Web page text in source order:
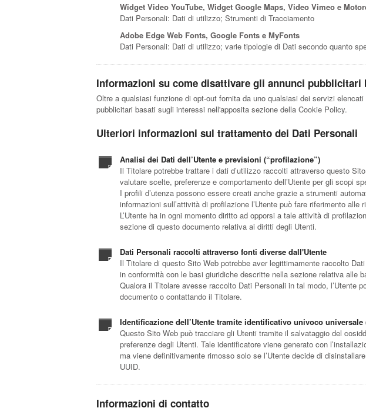
Widget Video YouTube, Widget Google Maps, Video Vimeo e
Dati Personali: Dati di utilizzo; Strumenti di Tracciamento
Adobe Edge Web Fonts, Google Fonts e MyFonts
Dati Personali: Dati di utilizzo; varie tipologie di Dati secondo quanto
Informazioni su come disattivare gli annunci pubblicitari
Oltre a qualsiasi funzione di opt-out fornita da uno qualsiasi dei servizi
pubblicitari basati sugli interessi nell'apposita sezione della Cookie Policy.
Ulteriori informazioni sul trattamento dei Dati Personali
Analisi dei Dati dell’Utente e previsioni (“profilazione”)
Il Titolare potrebbe trattare i dati d’utilizzo raccolti attraverso questo
valutare scelte, preferenze e comportamento dell’Utente per gli scopi
I profili d’utenza possono essere creati anche grazie a strumenti
informazioni sull’attività di profilazione l’Utente può fare riferimento
L’Utente ha in ogni momento diritto ad opporsi a tale attività di
sezione di questo documento relativa ai diritti degli Utenti.
Dati Personali raccolti attraverso fonti diverse dall'Utente
Il Titolare di questo Sito Web potrebbe aver legittimamente raccolto
in conformità con le basi giuridiche descritte nella sezione relativa alle
Qualora il Titolare avesse raccolto Dati Personali in tal modo, l’Utente
documento o contattando il Titolare.
Identificazione dell’Utente tramite identificativo univoco universale
Questo Sito Web può tracciare gli Utenti tramite il salvataggio del
preferenze degli Utenti. Tale identificatore viene generato con
ma viene definitivamente rimosso solo se l’Utente decide di
UUID.
Informazioni di contatto